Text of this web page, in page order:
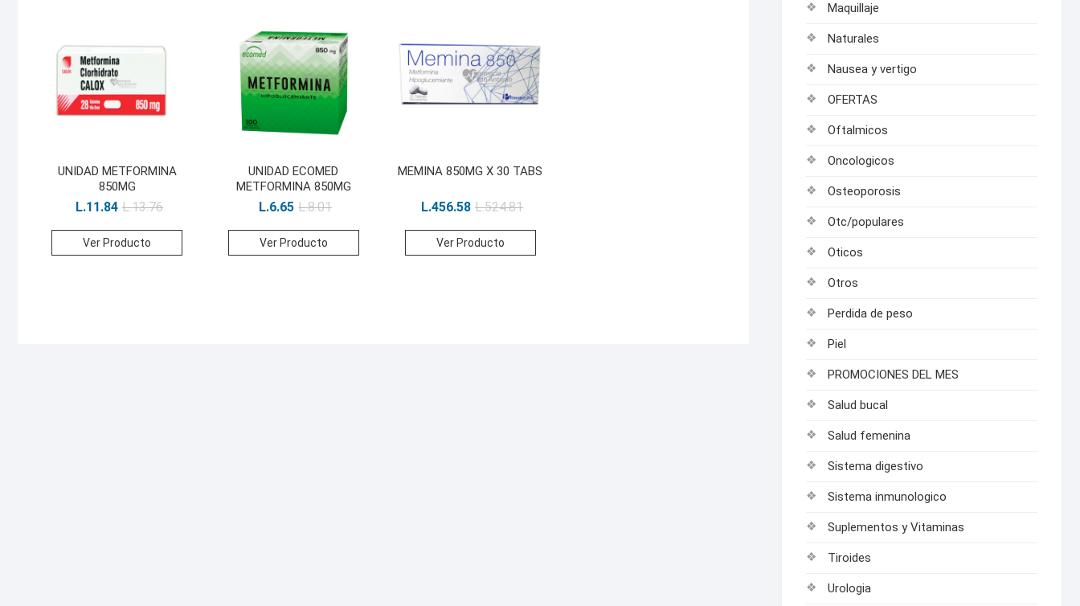
UNIDAD METFORMINA
850MG
L.13.76
L.11.84
Ver Producto
UNIDAD ECOMED
METFORMINA 850MG
L.8.01
L.6.65
Ver Producto
MEMINA 850MG X 30 TABS
L.524.81
L.456.58
Ver Producto
Maquillaje
Naturales
Nausea y vertigo
OFERTAS
Oftalmicos
Oncologicos
Osteoporosis
Otc/populares
Oticos
Otros
Perdida de peso
Piel
PROMOCIONES DEL MES
Salud bucal
Salud femenina
Sistema digestivo
Sistema inmunologico
Suplementos y Vitaminas
Tiroides
Urologia